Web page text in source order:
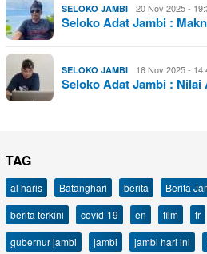
SELOKO JAMBI 20 Nov 2025 -
Seloko Adat Jambi :
SELOKO JAMBI 16 Nov 2025 -
Seloko Adat Jambi :
TAG
al haris Batanghari berita Berita
berita terkini
covid-19 en film fr
gubernur jambi
jambi jambi hari ini